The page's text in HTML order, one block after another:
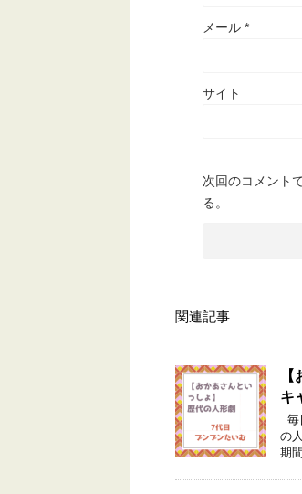
メール *
サイト
次回のコメント
る。
関連記事
キ
毎
の
期